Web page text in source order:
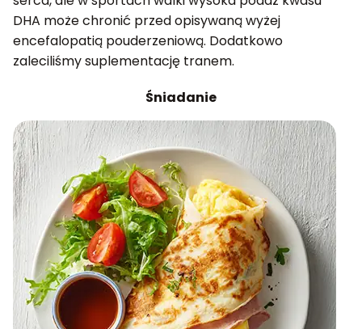
DHA może chronić przed opisywaną wyżej
encefalopatią pouderzeniową. Dodatkowo
zaleciliśmy suplementację tranem.
Śniadanie